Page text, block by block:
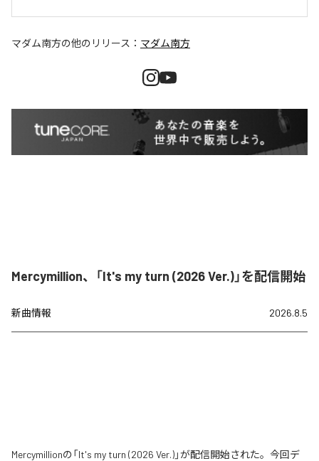
マダム南方の他のリリース： マダム南方
Mercymillion、「It's my turn (2026 Ver.)」を配信開始
新曲情報 2026.8.5
Mercymillionの「It's my turn (2026 Ver.)」が配信開始された。今回デ